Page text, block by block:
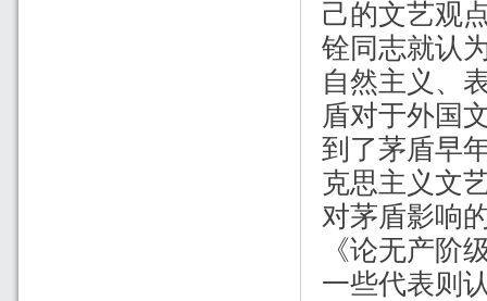
己的文艺观
铨同志就认
自然主义、
盾对于外国
到了茅盾早
克思主义文
对茅盾影响
《论无产阶
一些代表则